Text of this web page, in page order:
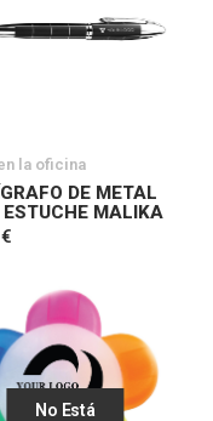
la oficina
DE METAL
ESTUCHE MALIKA
No Está